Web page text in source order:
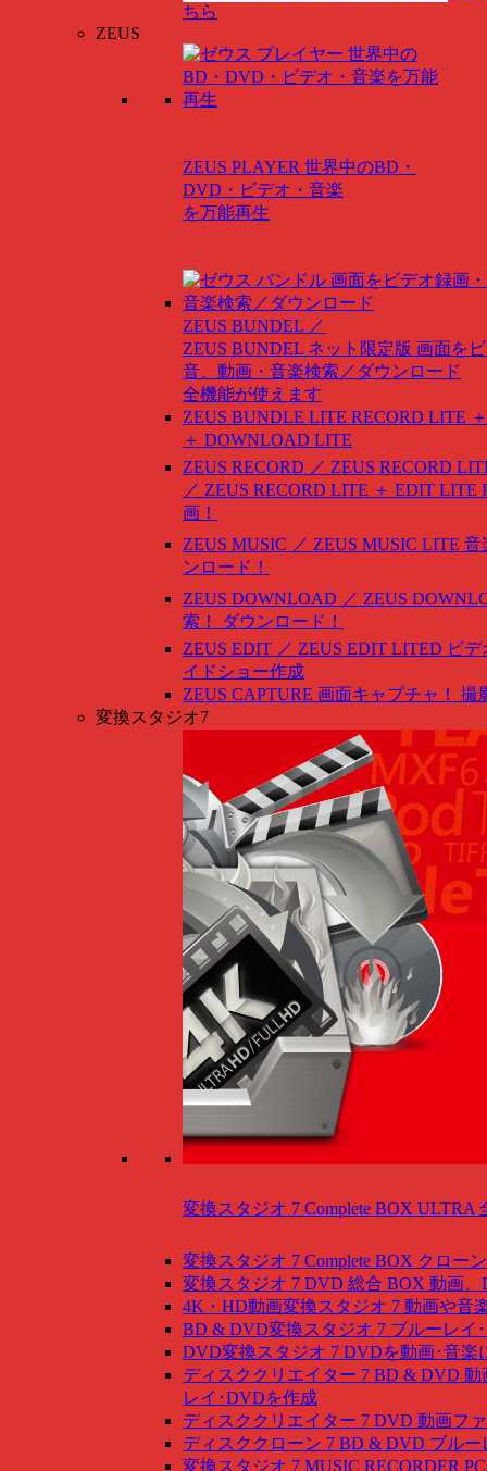
ちら
ZEUS
ZEUS PLAYER 世界中のBD・
DVD・ビデオ・音楽
を万能再生
ZEUS BUNDEL ／
ZEUS BUNDEL ネット限定版 画面を
音、動画・音楽検索／ダウンロード
全機能が使えます
ZEUS BUNDLE LITE RECORD LITE
＋ DOWNLOAD LITE
ZEUS RECORD ／ ZEUS RECORD
／ ZEUS RECORD LITE ＋ EDIT LITE
画！
ZEUS MUSIC ／ ZEUS MUSIC LITE 音
ンロード！
ZEUS DOWNLOAD ／ ZEUS
索！ ダウンロード！
ZEUS EDIT ／ ZEUS EDIT LITED ビ
イドショー作成
ZEUS CAPTURE 画面キャプチャ！ 撮
変換スタジオ7
変換スタジオ 7 Complete BOX ULTRA
変換スタジオ 7 Complete BOX クロー
変換スタジオ 7 DVD 総合 BOX 動画、
4K・HD動画変換スタジオ 7 動画や音
BD & DVD変換スタジオ 7 ブルーレイ
DVD変換スタジオ 7 DVDを動画･音楽
ディスククリエイター 7 BD & DVD 動
レイ･DVDを作成
ディスククリエイター 7 DVD 動画フ
ディスククローン 7 BD & DVD ブルー
変換スタジオ 7 MUSIC RECORDER